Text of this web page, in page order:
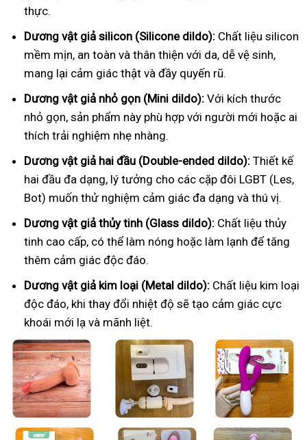
thực.
Dương vật giả silicon (Silicone dildo): Chất liệu silicon
mềm mịn, an toàn và thân thiện với da, dễ vệ sinh,
mang lại cảm giác thật và đầy quyến rũ.
Dương vật giả nhỏ gọn (Mini dildo): Với kích thước
nhỏ gọn, sản phẩm này phù hợp với người mới hoặc ai
thích trải nghiệm nhẹ nhàng.
Dương vật giả hai đầu (Double-ended dildo): Thiết kế
hai đầu đa dạng, lý tưởng cho các cặp đôi LGBT (Les,
Bot) muốn thử nghiệm cảm giác đa dạng và thú vị.
Dương vật giả thủy tinh (Glass dildo): Chất liệu thủy
tinh cao cấp, có thể làm nóng hoặc làm lạnh để tăng
thêm cảm giác độc đáo.
Dương vật giả kim loại (Metal dildo): Chất liệu kim loại
độc đáo, khi thay đổi nhiệt độ sẽ tạo cảm giác cực
khoái mới lạ và mãnh liệt.